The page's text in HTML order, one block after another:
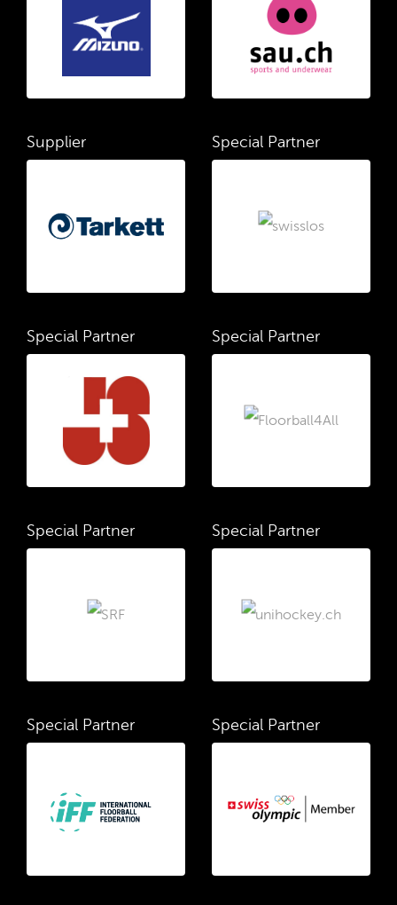
Supplier Special Partner
Special Partner Special Partner
Special Partner Special Partner
Special Partner Special Partner